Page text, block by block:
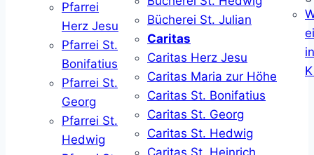
Pfarrei
Herz Jesu
Pfarrei St.
Bonifatius
Pfarrei St.
Georg
Pfarrei St.
Hedwig
Bücherei St. Julian
Caritas
Caritas Herz Jesu
Caritas Maria zur Höhe
Caritas St. Bonifatius
Caritas St. Georg
Caritas St. Hedwig
Caritas St. Heinrich